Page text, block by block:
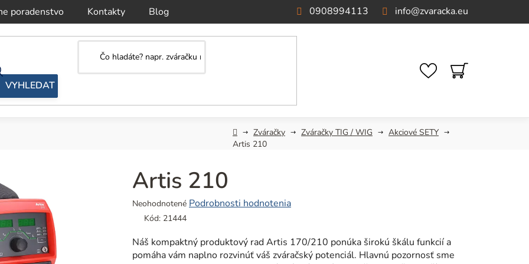
poradenstvo Kontakty Blog info@zvaracka.eu
0908994113
NÁKUPNÝ
KOŠÍK
DomovZváračky Zváračky TIG / WIG
Akciové SETY
Artis 210
Artis 210
Priemerné
hodnotenie
je
0,0
Neohodnotené Podrobnosti hodnotenia
Kód: 21444
Náš kompaktný produktový rad Artis 170/210 ponúka širokú škálu funkcií a
pomáha vám naplno rozvinúť váš zváračský potenciál. Hlavnú pozornosť sme